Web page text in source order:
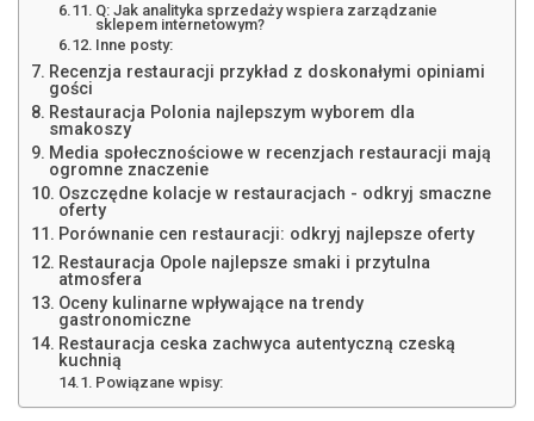
Q: Jak analityka sprzedaży wspiera zarządzanie
sklepem internetowym?
Inne posty:
Recenzja restauracji przykład z doskonałymi opiniami
gości
Restauracja Polonia najlepszym wyborem dla
smakoszy
Media społecznościowe w recenzjach restauracji mają
ogromne znaczenie
Oszczędne kolacje w restauracjach - odkryj smaczne
oferty
Porównanie cen restauracji: odkryj najlepsze oferty
Restauracja Opole najlepsze smaki i przytulna
atmosfera
Oceny kulinarne wpływające na trendy
gastronomiczne
Restauracja ceska zachwyca autentyczną czeską
kuchnią
Powiązane wpisy: